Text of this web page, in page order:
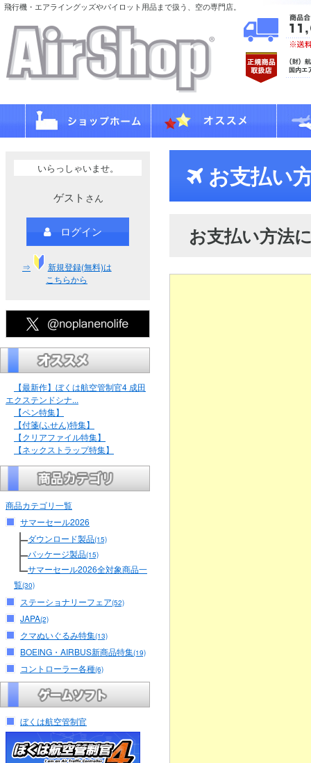
飛行機・エアライングッズやパイロット用品まで扱う、空の専門店。
いらっしゃいませ。
ゲスト さん
ログイン
⇒
新規登録(無料)は
こちらから
【最新作】ぼくは航空管制官4 成田
エクステンドシナ...
【ペン特集】
【付箋(ふせん)特集】
【クリアファイル特集】
【ネックストラップ特集】
商品カテゴリ一覧
サマーセール2026
ダウンロード製品(15)
パッケージ製品(15)
サマーセール2026全対象商品一
覧(30)
ステーショナリーフェア(52)
JAPA(2)
クマぬいぐるみ特集(13)
BOEING・AIRBUS新商品特集(19)
コントローラー各種(6)
ぼくは航空管制官
お支払い
お支払い方法